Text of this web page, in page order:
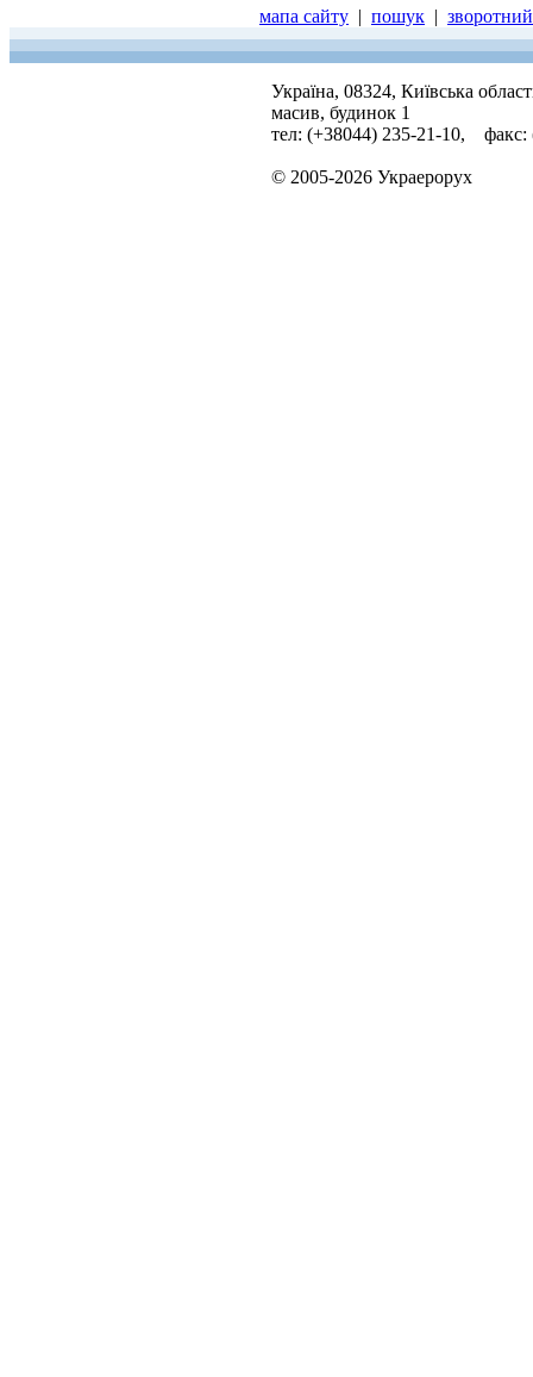
мапа сайту | пошук |
Україна, 08324, Київська
масив, будинок 1
тел: (+38044) 235-21-10, факс:
© 2005-2026 Украерорух